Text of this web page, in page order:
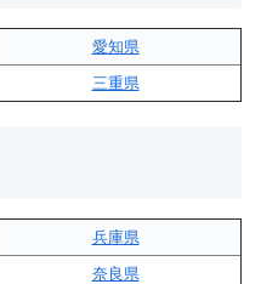
愛知県
三重県
兵庫県
奈良県